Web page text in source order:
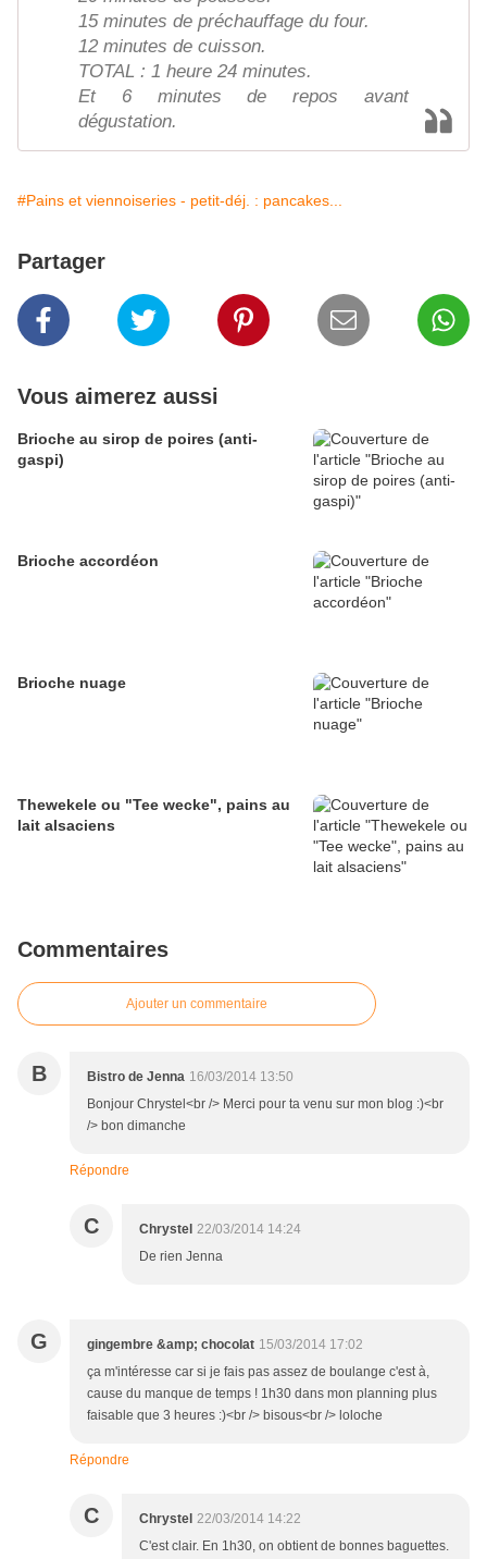
15 minutes de préchauffage du four.
12 minutes de cuisson.
TOTAL : 1 heure 24 minutes.
Et 6 minutes de repos avant
dégustation.
#Pains et viennoiseries - petit-déj. : pancakes...
Partager
Vous aimerez aussi
Brioche au sirop de poires (anti-
gaspi)
Brioche accordéon
Brioche nuage
Thewekele ou "Tee wecke", pains au
lait alsaciens
Commentaires
Ajouter un commentaire
B Bistro de Jenna 16/03/2014 13:50
Bonjour Chrystel<br /> Merci pour ta venu sur mon blog :)<br
/> bon dimanche
Répondre
C Chrystel 22/03/2014 14:24
De rien Jenna
G gingembre &amp; chocolat 15/03/2014 17:02
ça m'intéresse car si je fais pas assez de boulange c'est à,
cause du manque de temps ! 1h30 dans mon planning plus
faisable que 3 heures :)<br /> bisous<br /> loloche
Répondre
C Chrystel 22/03/2014 14:22
C'est clair. En 1h30, on obtient de bonnes baguettes.